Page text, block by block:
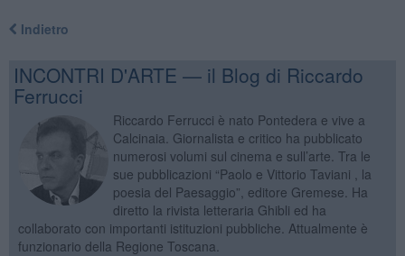
Indietro
INCONTRI D'ARTE — il Blog di Riccardo
Ferrucci
Riccardo Ferrucci è nato Pontedera e vive a
Calcinaia. Giornalista e critico ha pubblicato
numerosi volumi sul cinema e sull’arte. Tra le
sue pubblicazioni “Paolo e Vittorio Taviani , la
poesia del Paesaggio”, editore Gremese. Ha
diretto la rivista letteraria Ghibli ed ha
collaborato con importanti istituzioni pubbliche. Attualmente è
funzionario della Regione Toscana.